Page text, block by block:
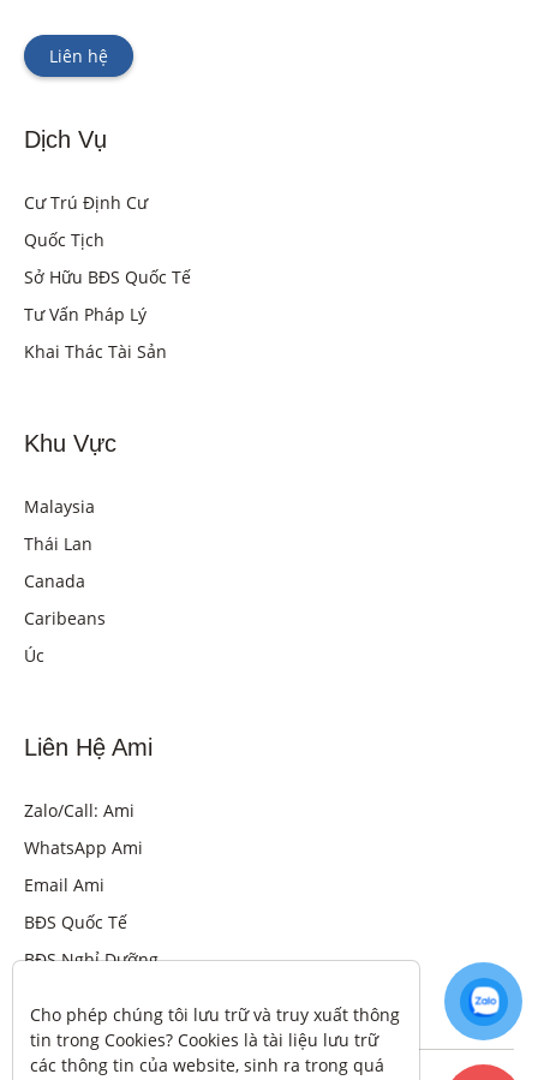
Liên hệ
Dịch Vụ
Cư Trú Định Cư
Quốc Tịch
Sở Hữu BĐS Quốc Tế
Tư Vấn Pháp Lý
Khai Thác Tài Sản
Khu Vực
Malaysia
Thái Lan
Canada
Caribeans
Úc
Liên Hệ Ami
Zalo/Call: Ami
WhatsApp Ami
Email Ami
BĐS Quốc Tế
BĐS Nghỉ Dưỡng
Cho phép chúng tôi lưu trữ và truy xuất thông
tin trong Cookies? Cookies là tài liệu lưu trữ
các thông tin của website, sinh ra trong quá